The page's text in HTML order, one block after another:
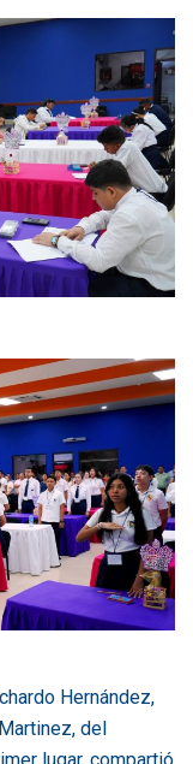
Hernández,
del
lugar, compartió